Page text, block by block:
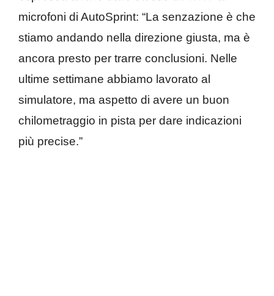
microfoni di AutoSprint: “La senzazione è che
stiamo andando nella direzione giusta, ma è
ancora presto per trarre conclusioni. Nelle
ultime settimane abbiamo lavorato al
simulatore, ma aspetto di avere un buon
chilometraggio in pista per dare indicazioni
più precise.”